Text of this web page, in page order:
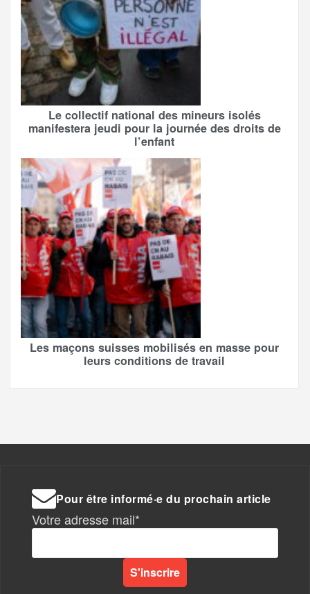
Le collectif national des mineurs isolés
manifestera jeudi pour la journée des droits de
l’enfant
Les maçons suisses mobilisés en masse pour
leurs conditions de travail
Pour être informé·e du prochain article
Votre adresse mail*